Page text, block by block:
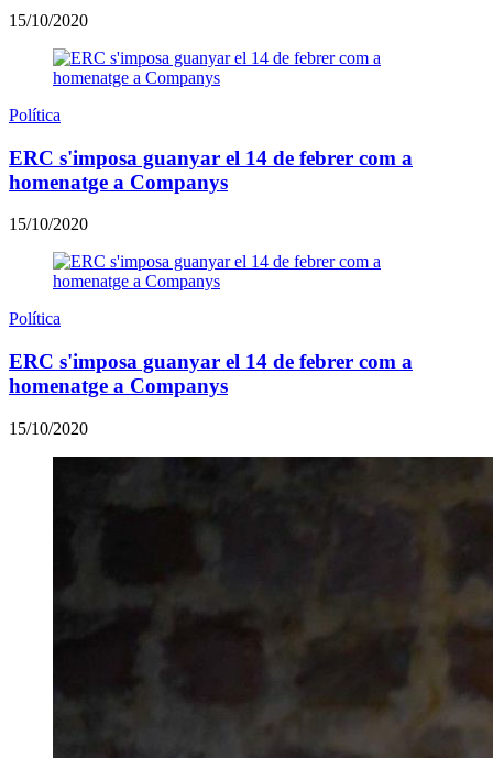
15/10/2020
Política
ERC s'imposa guanyar el 14 de febrer com a
homenatge a Companys
15/10/2020
Política
ERC s'imposa guanyar el 14 de febrer com a
homenatge a Companys
15/10/2020